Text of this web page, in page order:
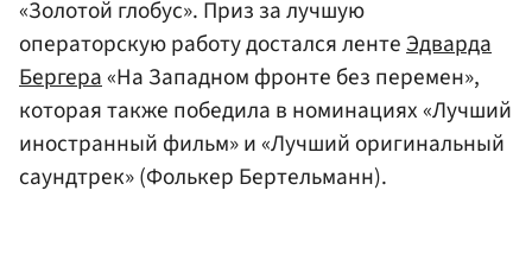
«Золотой глобус». Приз за лучшую
операторскую работу достался лентеЭдварда
Бергера«На Западном фронте без перемен»,
которая также победила в номинациях «Лучший
иностранный фильм» и «Лучший оригинальный
саундтрек» (Фолькер Бертельманн).